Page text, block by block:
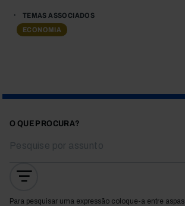
TEMAS ASSOCIADOS
ECONOMIA
O QUE PROCURA?
Para pesquisar uma expressão coloque-a entre aspas